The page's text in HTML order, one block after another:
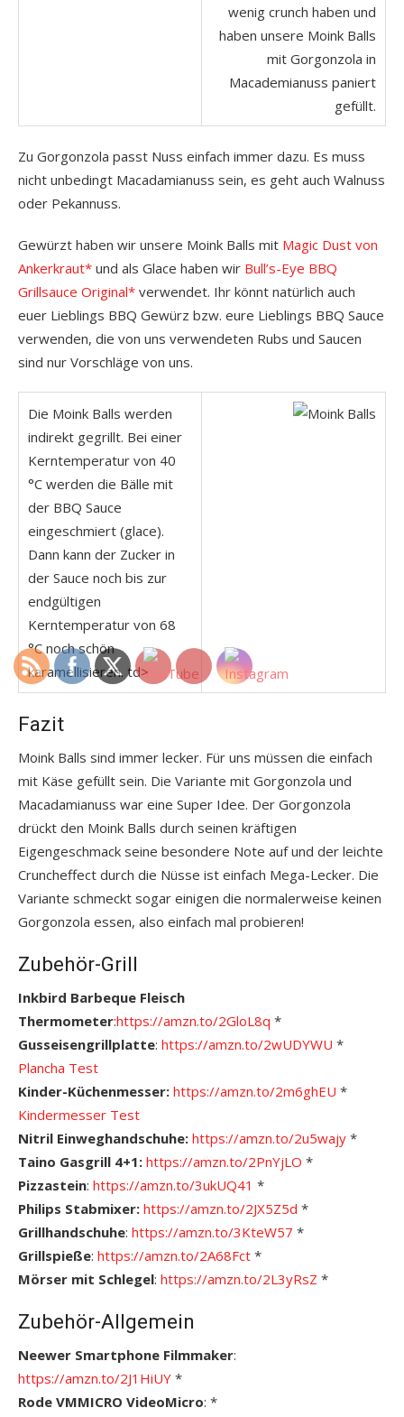
wenig crunch haben und
haben unsere Moink Balls
mit Gorgonzola in
Macademianuss paniert
gefüllt.
Zu Gorgonzola passt Nuss einfach immer dazu. Es muss
nicht unbedingt Macadamianuss sein, es geht auch Walnuss
oder Pekannuss.
Gewürzt haben wir unsere Moink Balls mit Magic Dust von
Ankerkraut* und als Glace haben wir Bull’s-Eye BBQ
Grillsauce Original* verwendet. Ihr könnt natürlich auch
euer Lieblings BBQ Gewürz bzw. eure Lieblings BBQ Sauce
verwenden, die von uns verwendeten Rubs und Saucen
sind nur Vorschläge von uns.
Die Moink Balls werden
indirekt gegrillt. Bei einer
Kerntemperatur von 40
°C werden die Bälle mit
der BBQ Sauce
eingeschmiert (glace).
Dann kann der Zucker in
der Sauce noch bis zur
endgültigen
Kerntemperatur von 68
°C noch schön
karamellisieren. td>
Fazit
Moink Balls sind immer lecker. Für uns müssen die einfach
mit Käse gefüllt sein. Die Variante mit Gorgonzola und
Macadamianuss war eine Super Idee. Der Gorgonzola
drückt den Moink Balls durch seinen kräftigen
Eigengeschmack seine besondere Note auf und der leichte
Cruncheffect durch die Nüsse ist einfach Mega-Lecker. Die
Variante schmeckt sogar einigen die normalerweise keinen
Gorgonzola essen, also einfach mal probieren!
Zubehör-Grill
Inkbird Barbeque Fleisch
Thermometer:https://amzn.to/2GloL8q *
Gusseisengrillplatte: https://amzn.to/2wUDYWU *
Plancha Test
Kinder-Küchenmesser: https://amzn.to/2m6ghEU *
Kindermesser Test
Nitril Einweghandschuhe: https://amzn.to/2u5wajy *
Taino Gasgrill 4+1: https://amzn.to/2PnYjLO *
Pizzastein: https://amzn.to/3ukUQ41 *
Philips Stabmixer: https://amzn.to/2JX5Z5d *
Grillhandschuhe: https://amzn.to/3KteW57 *
Grillspieße: https://amzn.to/2A68Fct *
Mörser mit Schlegel: https://amzn.to/2L3yRsZ *
Zubehör-Allgemein
Neewer Smartphone Filmmaker:
https://amzn.to/2J1HiUY *
Rode VMMICRO VideoMicro: *